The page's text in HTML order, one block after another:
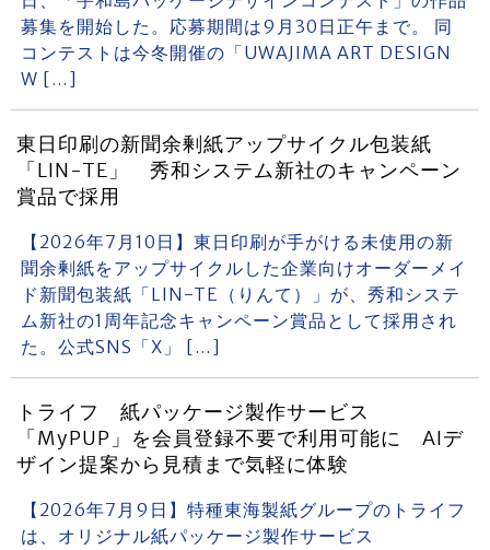
募集を開始した。応募期間は9月30日正午まで。 同
コンテストは今冬開催の「UWAJIMA ART DESIGN
W […]
東日印刷の新聞余剰紙アップサイクル包装紙
「LIN-TE」 秀和システム新社のキャンペーン
賞品で採用
【2026年7月10日】東日印刷が手がける未使用の新
聞余剰紙をアップサイクルした企業向けオーダーメイ
ド新聞包装紙「LIN-TE（りんて）」が、秀和システ
ム新社の1周年記念キャンペーン賞品として採用され
た。公式SNS「X」 […]
トライフ 紙パッケージ製作サービス
「MyPUP」を会員登録不要で利用可能に AIデ
ザイン提案から見積まで気軽に体験
【2026年7月9日】特種東海製紙グループのトライフ
は、オリジナル紙パッケージ製作サービス